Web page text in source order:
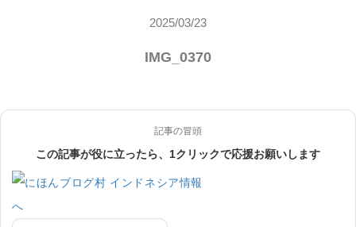
2025/03/23
IMG_0370
記事の冒頭
この記事が役に立ったら、1クリックで応援お願いします